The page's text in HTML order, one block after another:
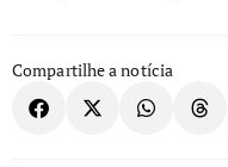
Compartilhe a notícia